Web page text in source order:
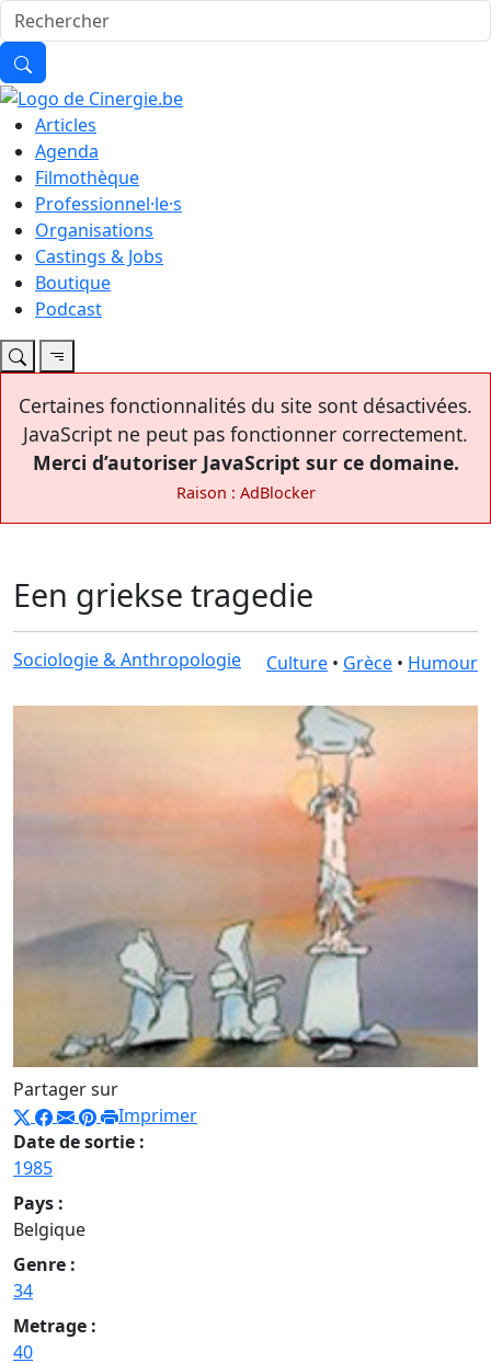
Articles
Agenda
Filmothèque
Professionnel·le·s
Organisations
Castings & Jobs
Boutique
Podcast
Certaines fonctionnalités du site sont désactivées.
JavaScript ne peut pas fonctionner correctement.
Merci d’autoriser JavaScript sur ce domaine.
Raison : AdBlocker
Een griekse tragedie
Sociologie & Anthropologie Culture • Grèce • Humour
Partager sur
Imprimer
Date de sortie :
1985
Pays :
Belgique
Genre :
34
Metrage :
40